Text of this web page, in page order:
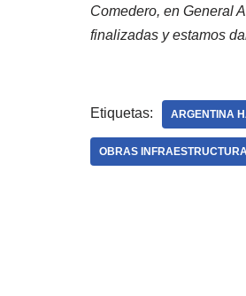
Comedero, en General
finalizadas y estamos
Etiquetas: ARGENTINA
OBRAS INFRAESTRUCTURA